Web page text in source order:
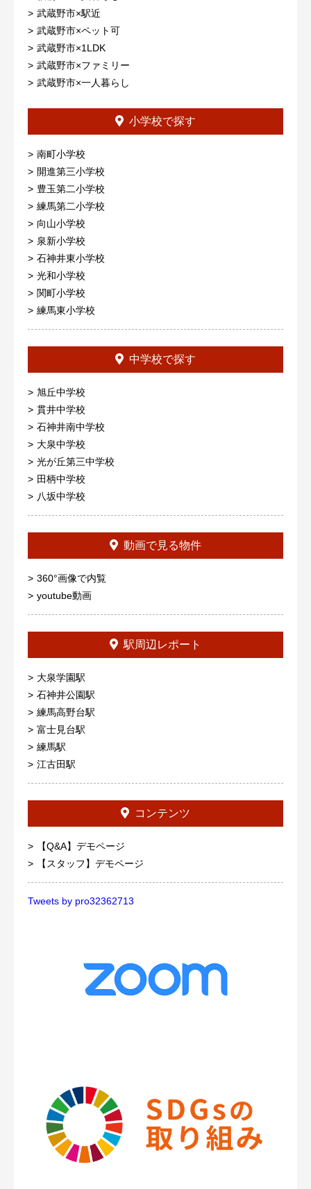
武蔵野市×駅近
武蔵野市×ペット可
武蔵野市×1LDK
武蔵野市×ファミリー
武蔵野市×一人暮らし
小学校で探す
南町小学校
開進第三小学校
豊玉第二小学校
練馬第二小学校
向山小学校
泉新小学校
石神井東小学校
光和小学校
関町小学校
練馬東小学校
中学校で探す
旭丘中学校
貫井中学校
石神井南中学校
大泉中学校
光が丘第三中学校
田柄中学校
八坂中学校
動画で見る物件
360°画像で内覧
youtube動画
駅周辺レポート
大泉学園駅
石神井公園駅
練馬高野台駅
富士見台駅
練馬駅
江古田駅
コンテンツ
【Q&A】デモページ
【スタッフ】デモページ
Tweets by pro32362713